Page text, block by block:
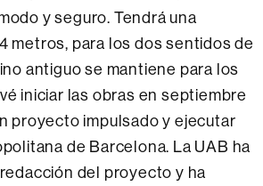
y seguro. Tendrá una
metros, para los dos sentidos de
antiguo se mantiene para los
iniciar las obras en septiembre
proyecto impulsado y ejecutar
de Barcelona. La UAB ha
del proyecto y ha